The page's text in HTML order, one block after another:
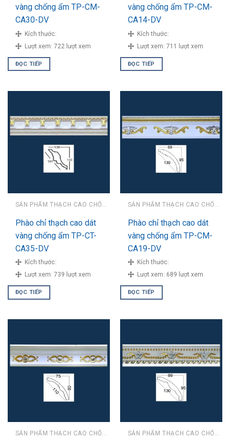
vàng chống ẩm TP-CM-
CA30-DV
Kích thước:
Lượt xem: 722 lượt xem
ĐỌC TIẾP
vàng chống ẩm TP-CM-
CA14-DV
Kích thước:
Lượt xem: 711 lượt xem
ĐỌC TIẾP
SẢN PHẨM THẠCH CAO CHỐNG ẨM
Phào chỉ thạch cao dát
vàng chống ẩm TP-CT-
CA35-DV
Kích thước:
Lượt xem: 739 lượt xem
ĐỌC TIẾP
SẢN PHẨM THẠCH CAO CHỐNG ẨM
Phào chỉ thạch cao dát
vàng chống ẩm TP-CM-
CA19-DV
Kích thước:
Lượt xem: 689 lượt xem
ĐỌC TIẾP